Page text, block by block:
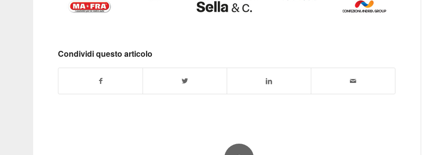
Condividi questo articolo